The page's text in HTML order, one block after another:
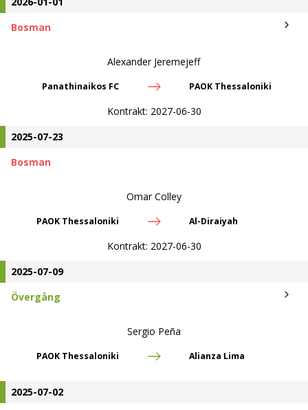
Bosman
Alexander Jeremejeff
Panathinaikos FC PAOK Thessaloniki
Kontrakt: 2027-06-30
2025-07-23
Bosman
Omar Colley
PAOK Thessaloniki Al-Diraiyah
Kontrakt: 2027-06-30
2025-07-09
Övergång
Sergio Peña
PAOK Thessaloniki Alianza Lima
2025-07-02